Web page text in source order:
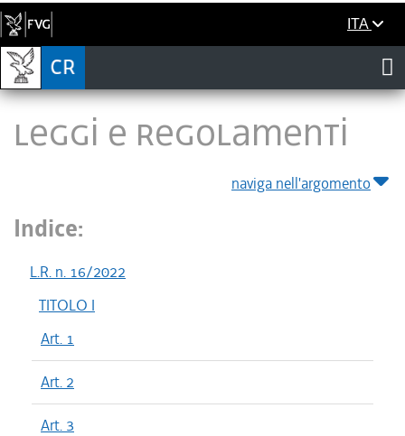
ITA
LEGGI E REGOLAMENTI
naviga nell'argomento
Indice:
L.R. n. 16/2022
TITOLO I
Art. 1
Art. 2
Art. 3